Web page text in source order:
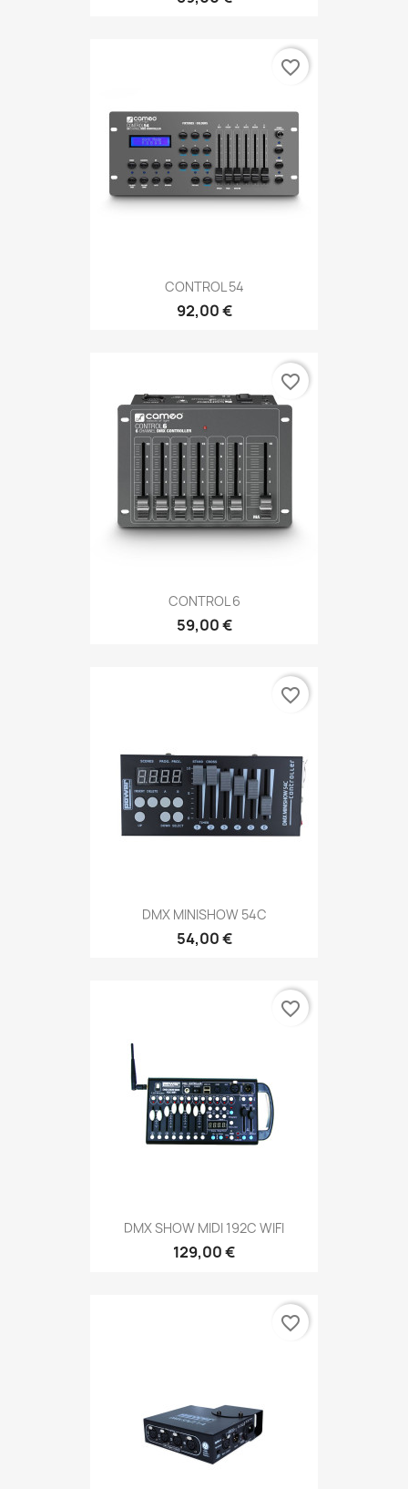
CONTROL 54
92,00 €
favorite_border
CONTROL 6
59,00 €
favorite_border
DMX MINISHOW 54C
54,00 €
favorite_border
DMX SHOW MIDI 192C WIFI
129,00 €
favorite_border
favorite_border